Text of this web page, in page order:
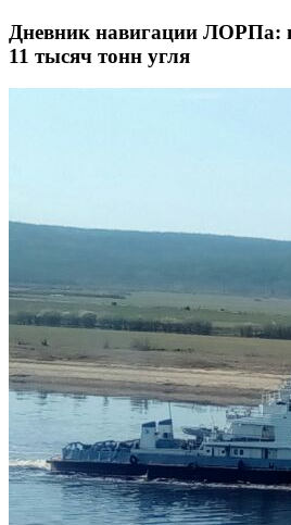
Дневник навигации ЛОРПа:
11 тысяч тонн угля